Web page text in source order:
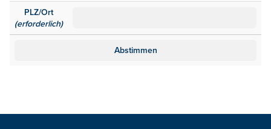
PLZ/Ort
(erforderlich)